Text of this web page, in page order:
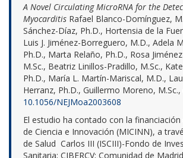
A Novel Circulating MicroRNA for the
Myocarditis Rafael Blanco-Domínguez,
Sánchez-Díaz, Ph.D., Hortensia de la
Luis J. Jiménez-Borreguero, M.D., Adela
Ph.D., Marta Relaño, Ph.D., Rosa
M.Sc., Beatriz Linillos-Pradillo, M.Sc.,
Ph.D., María L. Martín-Mariscal, M.D.,
Herranz, Ph.D., Guillermo Moreno, M.Sc.,
10.1056/NEJMoa2003608
El estudio ha contado con la
de Ciencia e Innovación (MICINN), a
de Salud Carlos III (ISCIII)-Fondo de
Sanitaria; CIBERCV; Comunidad de